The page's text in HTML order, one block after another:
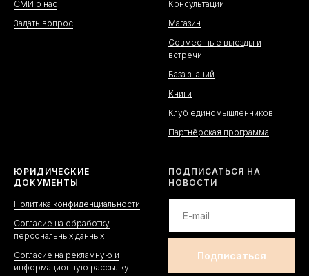
СМИ о нас
Задать вопрос
Консультации
Магазин
Совместные выезды и
встречи
База знаний
Книги
Клуб единомышленников
Партнёрская программа
ЮРИДИЧЕСКИЕ
ДОКУМЕНТЫ
Политика конфиденциальности
Согласие на обработку
персональных данных
Согласие на рекламную и
информационную рассылку
ПОДПИСАТЬСЯ НА
НОВОСТИ